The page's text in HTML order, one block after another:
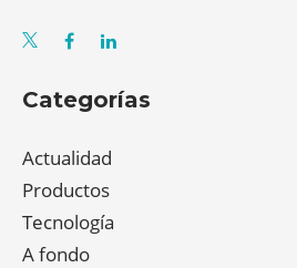
Categorías
Actualidad
Productos
Tecnología
A fondo